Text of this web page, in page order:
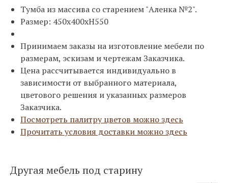
Тумба из массива со старением "Аленка №2".
Размер: 450х400хН550
Принимаем заказы на изготовление мебели по
размерам, эскизам и чертежам Заказчика.
Цена рассчитывается индивидуально в
зависимости от выбранного материала,
цветового решения и указанных размеров
Заказчика.
Посмотреть палитру цветов можно здесь
Прочитать условия доставки можно здесь
Другая мебель под старину